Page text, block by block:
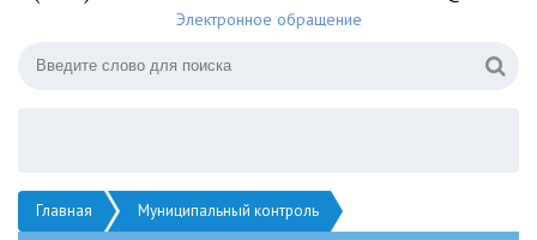
Электронное обращение
Главная
Муниципальный контроль